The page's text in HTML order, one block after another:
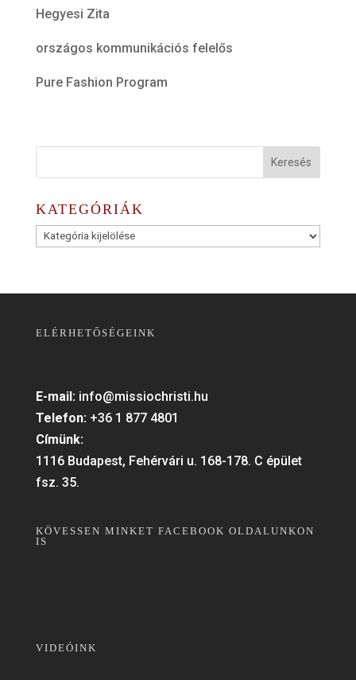
Hegyesi Zita
országos kommunikációs felelős
Pure Fashion Program
KATEGÓRIÁK
Kategóriák
ELÉRHETŐSÉGEINK
E-mail: info@missiochristi.hu
Telefon: +36 1 877 4801
Címünk:
1116 Budapest, Fehérvári u. 168-178. C épület
fsz. 35.
KÖVESSEN MINKET FACEBOOK OLDALUNKON
IS
VIDEÓINK